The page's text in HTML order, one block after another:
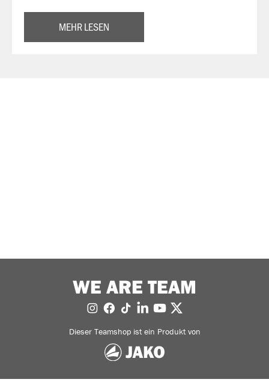
MEHR LESEN
WE ARE TEAM
Dieser Teamshop ist ein Produkt von